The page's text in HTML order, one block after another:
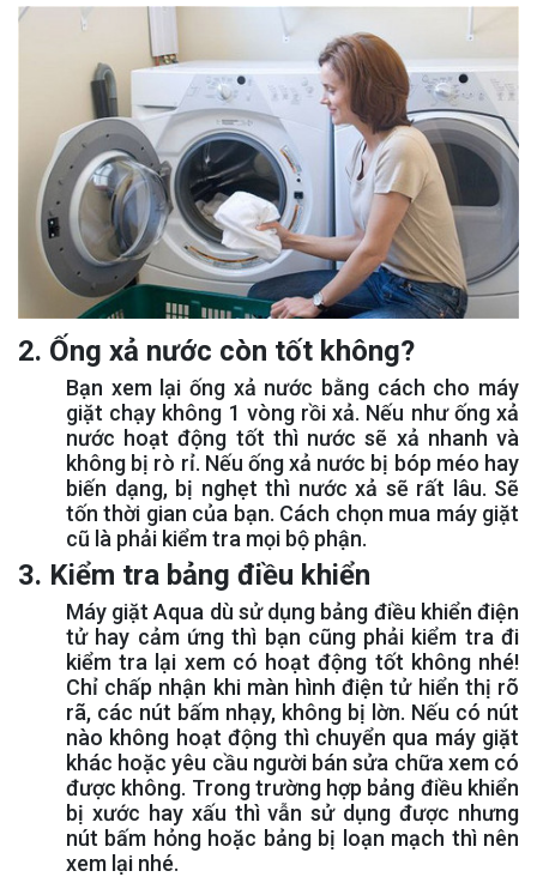
2. Ống xả nước còn tốt không?
Bạn xem lại ống xả nước bằng cách cho máy
giặt chạy không 1 vòng rồi xả. Nếu như ống xả
nước hoạt động tốt thì nước sẽ xả nhanh và
không bị rò rỉ. Nếu ống xả nước bị bóp méo hay
biến dạng, bị nghẹt thì nước xả sẽ rất lâu. Sẽ
tốn thời gian của bạn. Cách chọn mua máy giặt
cũ là phải kiểm tra mọi bộ phận.
3. Kiểm tra bảng điều khiển
Máy giặt Aqua dù sử dụng bảng điều khiển điện
tử hay cảm ứng thì bạn cũng phải kiểm tra đi
kiểm tra lại xem có hoạt động tốt không nhé!
Chỉ chấp nhận khi màn hình điện tử hiển thị rõ
rã, các nút bấm nhạy, không bị lờn. Nếu có nút
nào không hoạt động thì chuyển qua máy giặt
khác hoặc yêu cầu người bán sửa chữa xem có
được không. Trong trường hợp bảng điều khiển
bị xước hay xấu thì vẫn sử dụng được nhưng
nút bấm hỏng hoặc bảng bị loạn mạch thì nên
xem lại nhé.